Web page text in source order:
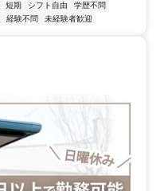
短期 シフト自由
学歴不問
経験不問 未経験者歓迎